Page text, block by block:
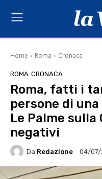
Home Roma Cronaca
ROMA CRONACA
Roma, fatti i
persone di
Le Palme
negativi
Da Redazione 04/07/